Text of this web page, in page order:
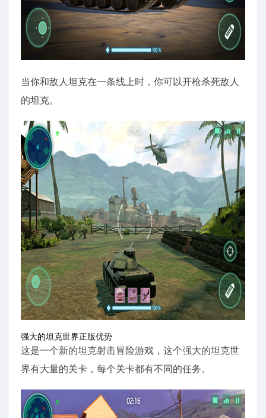
当你和敌人坦克在一条线上时，你可以开枪杀死敌人
的坦克。
强大的坦克世界正版优势
这是一个新的坦克射击冒险游戏，这个强大的坦克世
界有大量的关卡，每个关卡都有不同的任务。